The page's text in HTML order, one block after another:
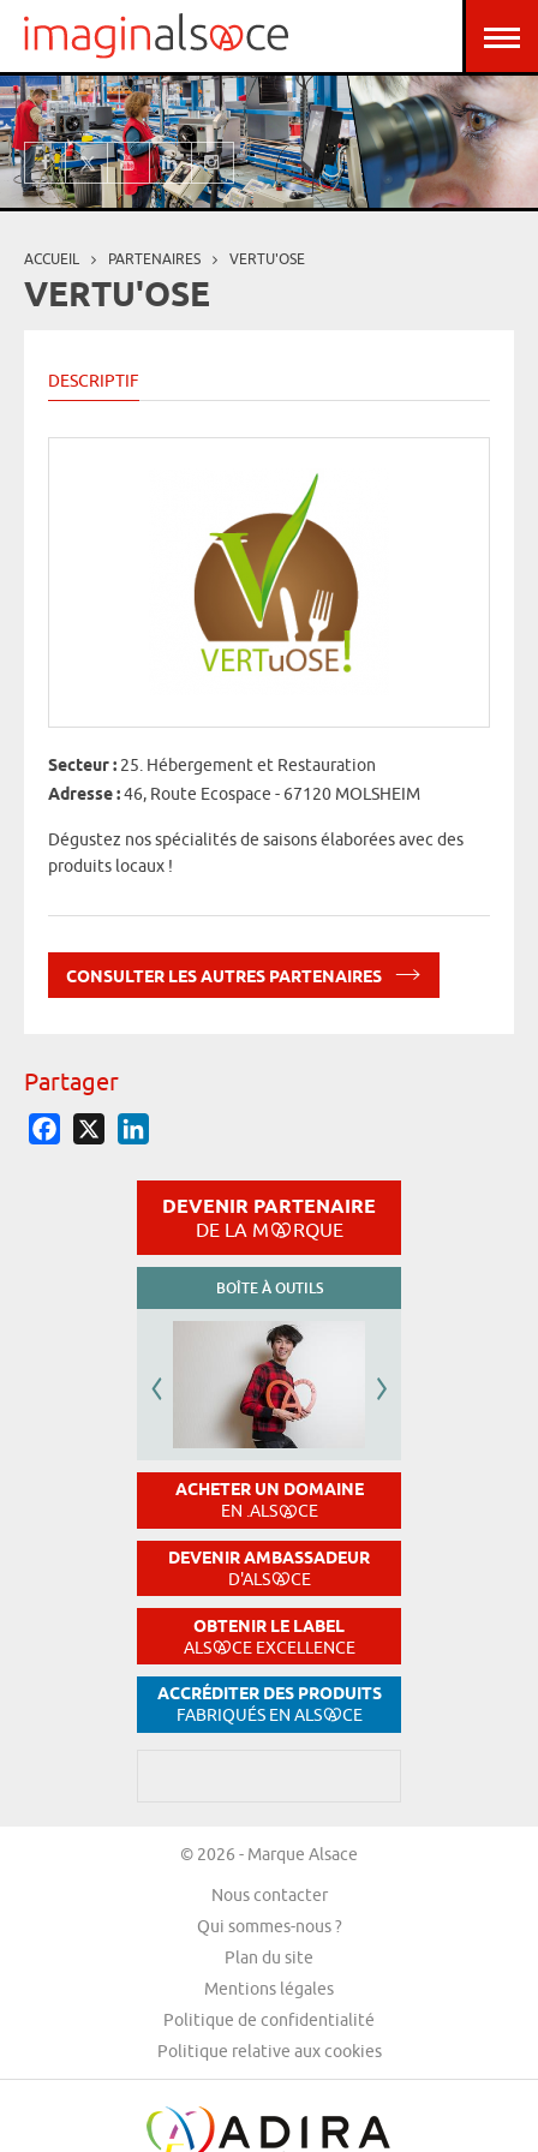
Aller au contenu principal
Vous êtes ici
ACCUEIL PARTENAIRES VERTU'OSE
VERTU'OSE
DESCRIPTIF
Secteur : 25. Hébergement et Restauration
Adresse :46, Route Ecospace - 67120 MOLSHEIM
Dégustez nos spécialités de saisons élaborées avec des
produits locaux !
CONSULTER LES AUTRES PARTENAIRES
Partager
Facebook
DEVENIR PARTENAIRE
DE LA M RQUE
BOÎTE À OUTILS
ACHETER UN DOMAINE
EN .ALS CE
DEVENIR AMBASSADEUR
D'ALS CE
OBTENIR LE LABEL
ALS CE EXCELLENCE
ACCRÉDITER DES PRODUITS
FABRIQUÉS EN ALS CE
© 2026 - Marque Alsace
Nous contacter
Qui sommes-nous ?
Plan du site
Mentions légales
Politique de confidentialité
Politique relative aux cookies
Panneau de gestion des cookies